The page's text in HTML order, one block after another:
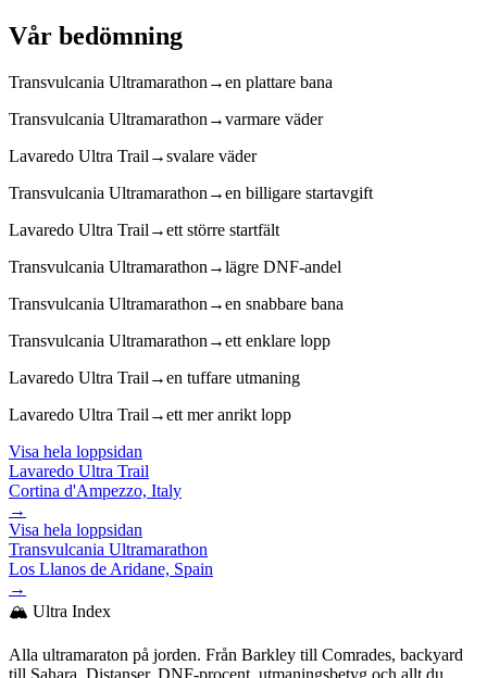
Vår bedömning
Transvulcania Ultramarathon →en plattare bana
Transvulcania Ultramarathon →varmare väder
Lavaredo Ultra Trail →svalare väder
Transvulcania Ultramarathon →en billigare startavgift
Lavaredo Ultra Trail →ett större startfält
Transvulcania Ultramarathon →lägre DNF-andel
Transvulcania Ultramarathon →en snabbare bana
Transvulcania Ultramarathon →ett enklare lopp
Lavaredo Ultra Trail →en tuffare utmaning
Lavaredo Ultra Trail →ett mer anrikt lopp
Visa hela loppsidan
Lavaredo Ultra Trail
Cortina d'Ampezzo, Italy
→
Visa hela loppsidan
Transvulcania Ultramarathon
Los Llanos de Aridane, Spain
→
🏔️ Ultra Index
Alla ultramaraton på jorden. Från Barkley till Comrades, backyard
till Sahara. Distanser, DNF-procent, utmaningsbetyg och allt du